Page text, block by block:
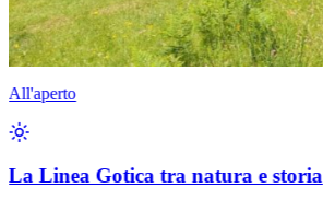
All'aperto
La Linea Gotica tra natura e storia